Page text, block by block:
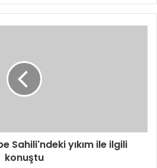
Sahili'ndeki yıkım ile ilgili
konuştu